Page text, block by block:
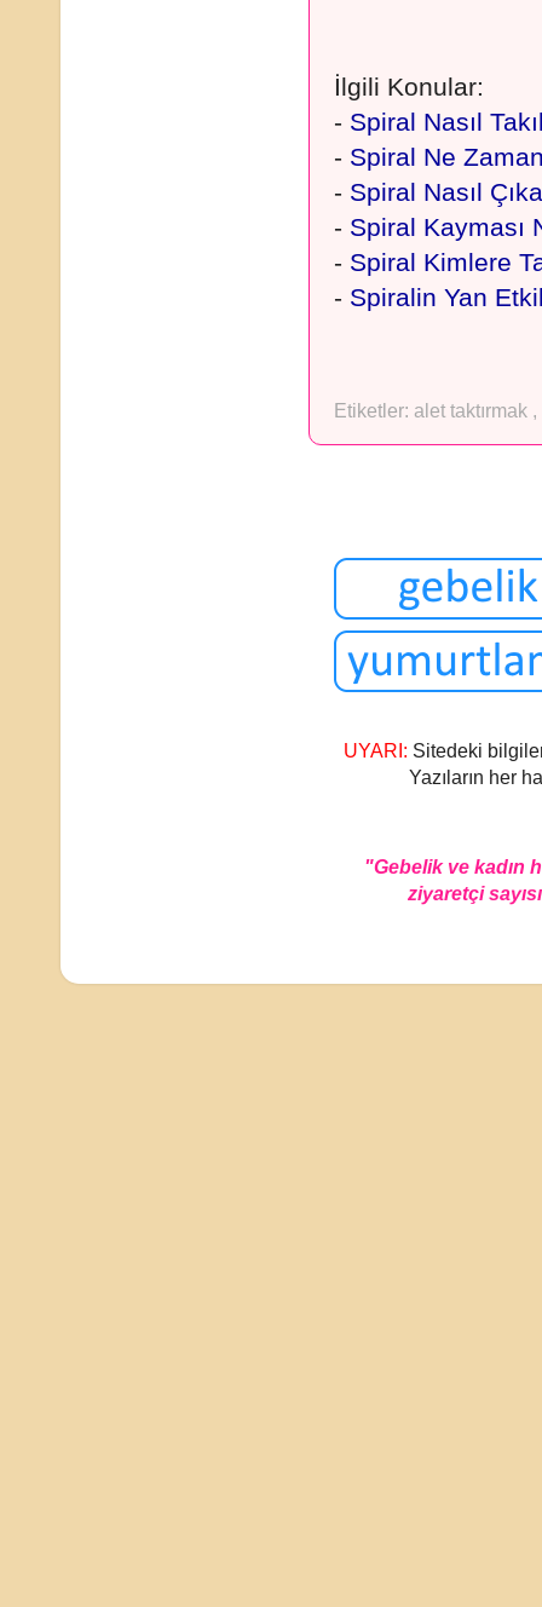
İlgili Konular:
- Spiral Nasıl
- Spiral Ne Zaman
- Spiral Nasıl
- Spiral Kayması
- Spiral Kimlere
- Spiralin Yan
Etiketler: alet taktırmak ,
UYARI: Sitedeki
Yazıların her
"Gebelik ve kadın
ziyaretçi